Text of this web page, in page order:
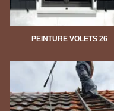
PEINTURE VOLETS 26